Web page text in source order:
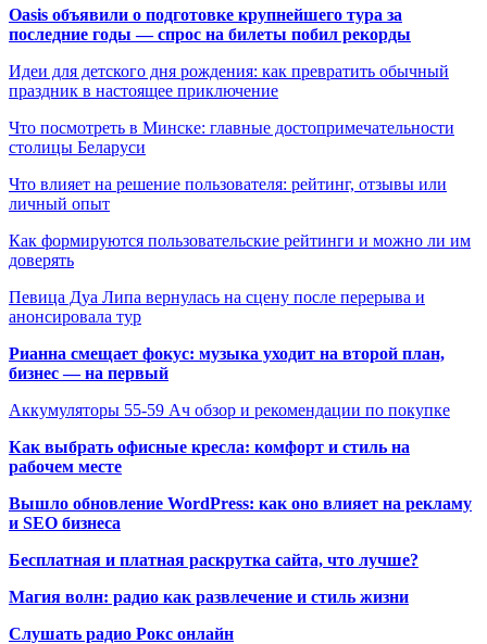
Oasis объявили о подготовке крупнейшего тура за
последние годы — спрос на билеты побил рекорды
Идеи для детского дня рождения: как превратить обычный
праздник в настоящее приключение
Что посмотреть в Минске: главные достопримечательности
столицы Беларуси
Что влияет на решение пользователя: рейтинг, отзывы или
личный опыт
Как формируются пользовательские рейтинги и можно ли им
доверять
Певица Дуа Липа вернулась на сцену после перерыва и
анонсировала тур
Рианна смещает фокус: музыка уходит на второй план,
бизнес — на первый
Аккумуляторы 55-59 Ач обзор и рекомендации по покупке
Как выбрать офисные кресла: комфорт и стиль на
рабочем месте
Вышло обновление WordPress: как оно влияет на рекламу
и SEO бизнеса
Бесплатная и платная раскрутка сайта, что лучше?
Магия волн: радио как развлечение и стиль жизни
Слушать радио Рокс онлайн